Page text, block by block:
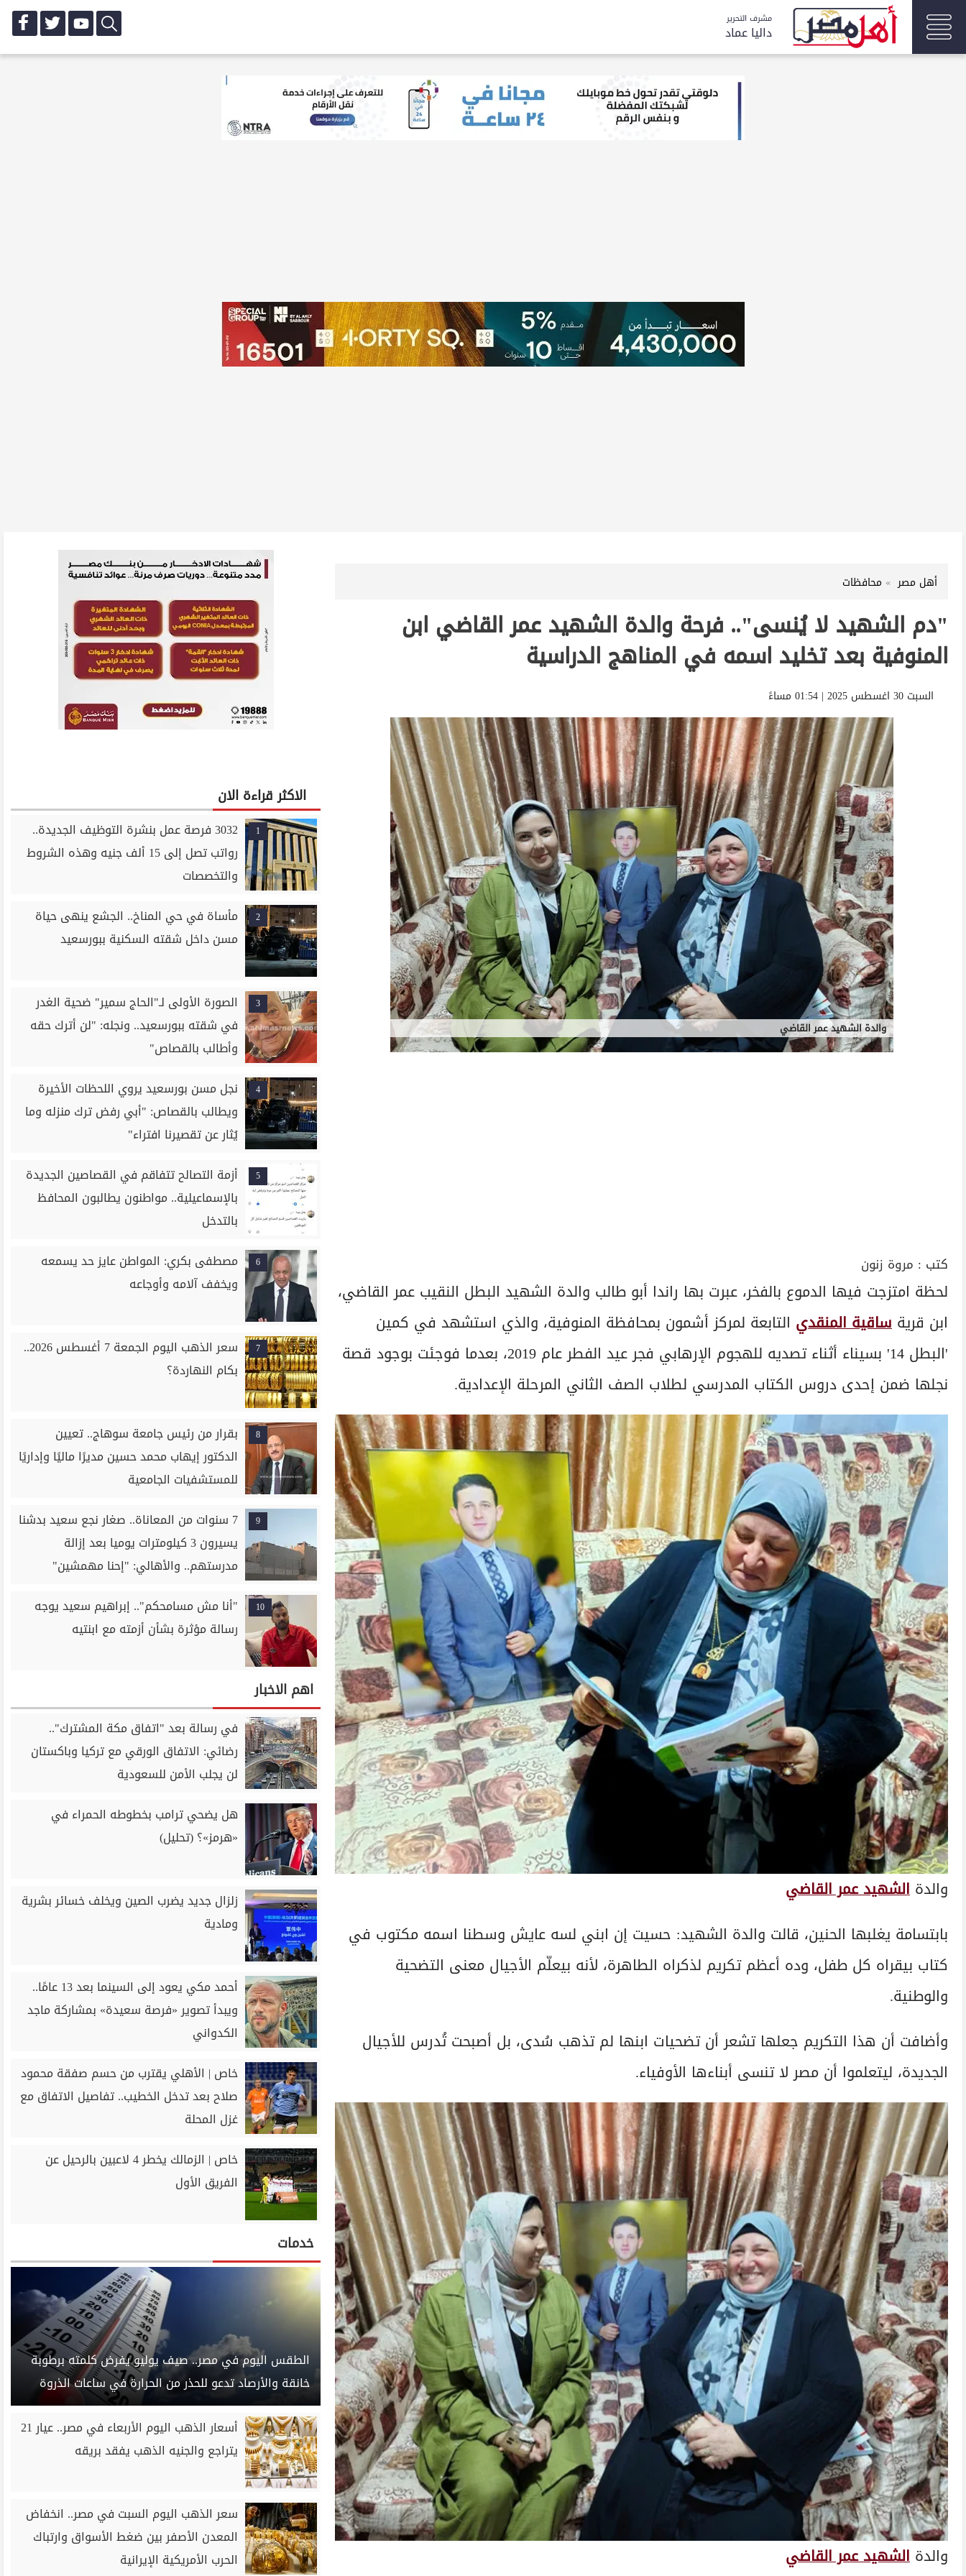
مشرف التحرير
داليا عماد
أهل مصر محافظات
"دم الشهيد لا يُنسى".. فرحة والدة الشهيد عمر القاضي ابن
المنوفية بعد تخليد اسمه في المناهج الدراسية
السبت 30 اغسطس 2025 | 01:54 مساءً
والدة الشهيد عمر القاضي
كتب : مروة زنون
لحظة امتزجت فيها الدموع بالفخر، عبرت بها راندا أبو طالب والدة الشهيد البطل النقيب عمر القاضي،
ابن قرية ساقية المنقدي التابعة لمركز أشمون بمحافظة المنوفية، والذي استشهد في كمين
'البطل 14' بسيناء أثناء تصديه للهجوم الإرهابي فجر عيد الفطر عام 2019، بعدما فوجئت بوجود قصة
نجلها ضمن إحدى دروس الكتاب المدرسي لطلاب الصف الثاني المرحلة الإعدادية.
والدة الشهيد عمر القاضي
بابتسامة يغلبها الحنين، قالت والدة الشهيد: حسيت إن ابني لسه عايش وسطنا اسمه مكتوب في
كتاب بيقراه كل طفل، وده أعظم تكريم لذكراه الطاهرة، لأنه بيعلّم الأجيال معنى التضحية
والوطنية.
وأضافت أن هذا التكريم جعلها تشعر أن تضحيات ابنها لم تذهب سُدى، بل أصبحت تُدرس للأجيال
الجديدة، ليتعلموا أن مصر لا تنسى أبناءها الأوفياء.
والدة الشهيد عمر القاضي
الاكثر قراءة الان
1
3032 فرصة عمل بنشرة التوظيف الجديدة..
رواتب تصل إلى 15 ألف جنيه وهذه الشروط
والتخصصات
2
مأساة في حي المناخ.. الجشع ينهى حياة
مسن داخل شقته السكنية ببورسعيد
3
الصورة الأولى لـ"الحاج سمير" ضحية الغدر
في شقته ببورسعيد.. ونجله: "لن أترك حقه
وأطالب بالقصاص"
4
نجل مسن بورسعيد يروي اللحظات الأخيرة
ويطالب بالقصاص: "أبي رفض ترك منزله وما
يُثار عن تقصيرنا افتراء"
5
أزمة التصالح تتفاقم في القصاصين الجديدة
بالإسماعيلية.. مواطنون يطالبون المحافظ
بالتدخل
6
مصطفى بكري: المواطن عايز حد يسمعه
ويخفف آلامه وأوجاعه
7
سعر الذهب اليوم الجمعة 7 أغسطس 2026..
بكام النهاردة؟
8
بقرار من رئيس جامعة سوهاج.. تعيين
الدكتور إيهاب محمد حسين مديرًا ماليًا وإداريًا
للمستشفيات الجامعية
9
7 سنوات من المعاناة.. صغار نجع سعيد بدشنا
يسيرون 3 كيلومترات يوميا بعد إزالة
مدرستهم.. والأهالي: "إحنا مهمشين"
10
"أنا مش مسامحكم".. إبراهيم سعيد يوجه
رسالة مؤثرة بشأن أزمته مع ابنتيه
اهم الاخبار
في رسالة بعد "اتفاق مكة المشترك"..
رضائي: الاتفاق الورقي مع تركيا وباكستان
لن يجلب الأمن للسعودية
هل يضحي ترامب بخطوطه الحمراء في
«هرمز»؟ (تحليل)
زلزال جديد يضرب الصين ويخلف خسائر بشرية
ومادية
أحمد مكي يعود إلى السينما بعد 13 عامًا..
ويبدأ تصوير «فرصة سعيدة» بمشاركة ماجد
الكدواني
خاص | الأهلي يقترب من حسم صفقة محمود
صلاح بعد تدخل الخطيب.. تفاصيل الاتفاق مع
غزل المحلة
خاص | الزمالك يخطر 4 لاعبين بالرحيل عن
الفريق الأول
خدمات
الطقس اليوم في مصر.. صيف يوليو يفرض كلمته برطوبة
خانقة والأرصاد تدعو للحذر من الحرارة في ساعات الذروة
أسعار الذهب اليوم الأربعاء في مصر.. عيار 21
يتراجع والجنيه الذهب يفقد بريقه
سعر الذهب اليوم السبت في مصر.. انخفاض
المعدن الأصفر بين ضغط الأسواق وارتباك
الحرب الأمريكية الإيرانية